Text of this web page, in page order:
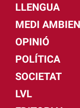
LLENGUA
MEDI
OPINIÓ
POLÍTICA
SOCIETAT
LVL